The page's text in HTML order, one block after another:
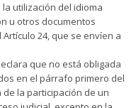
la utilización del idioma
u otros documentos
24, que se envíen a
que no está obligada
en el párrafo primero del
la participación de un